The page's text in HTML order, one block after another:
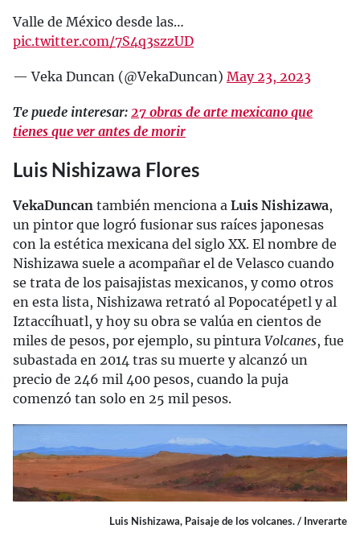
Valle de México desde las…
pic.twitter.com/7S4q3szzUD
— Veka Duncan (@VekaDuncan) May 23, 2023
Te puede interesar: 27 obras de arte mexicano que
tienes que ver antes de morir
Luis Nishizawa Flores
VekaDuncan también menciona a Luis Nishizawa,
un pintor que logró fusionar sus raíces japonesas
con la estética mexicana del siglo XX. El nombre de
Nishizawa suele a acompañar el de Velasco cuando
se trata de los paisajistas mexicanos, y como otros
en esta lista, Nishizawa retrató al Popocatépetl y al
Iztaccíhuatl, y hoy su obra se valúa en cientos de
miles de pesos, por ejemplo, su pintura Volcanes, fue
subastada en 2014 tras su muerte y alcanzó un
precio de 246 mil 400 pesos, cuando la puja
comenzó tan solo en 25 mil pesos.
Luis Nishizawa, Paisaje de los volcanes. / Inverarte